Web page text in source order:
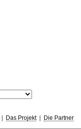
Das Projekt| Die Partner